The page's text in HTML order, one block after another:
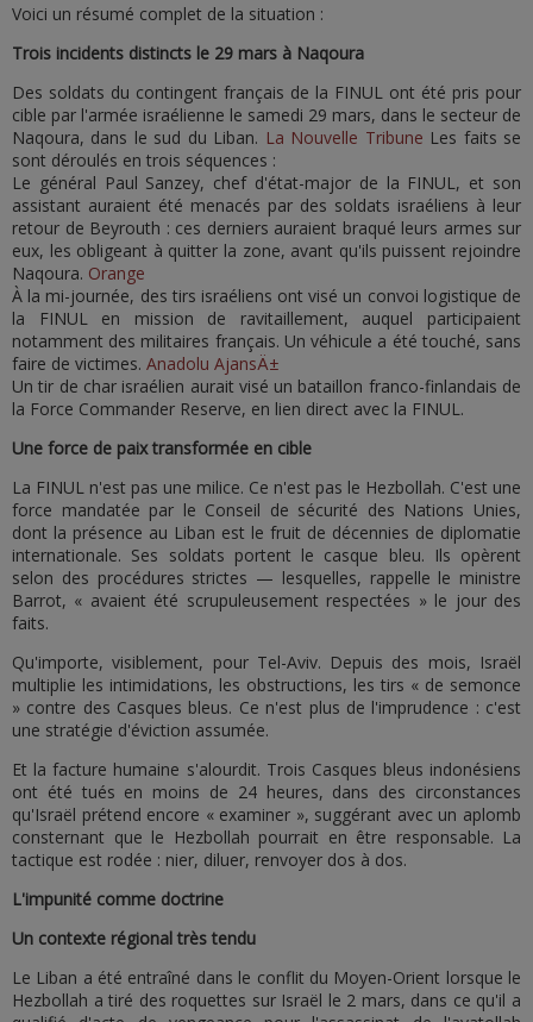
Voici un résumé complet de la situation :
Trois incidents distincts le 29 mars à Naqoura
Des soldats du contingent français de la FINUL ont été pris pour
cible par l'armée israélienne le samedi 29 mars, dans le secteur de
Naqoura, dans le sud du Liban. La Nouvelle Tribune Les faits se
sont déroulés en trois séquences :
Le général Paul Sanzey, chef d'état-major de la FINUL, et son
assistant auraient été menacés par des soldats israéliens à leur
retour de Beyrouth : ces derniers auraient braqué leurs armes sur
eux, les obligeant à quitter la zone, avant qu'ils puissent rejoindre
Naqoura. Orange
À la mi-journée, des tirs israéliens ont visé un convoi logistique de
la FINUL en mission de ravitaillement, auquel participaient
notamment des militaires français. Un véhicule a été touché, sans
faire de victimes. Anadolu AjansÄ±
Un tir de char israélien aurait visé un bataillon franco-finlandais de
la Force Commander Reserve, en lien direct avec la FINUL.
Une force de paix transformée en cible
La FINUL n'est pas une milice. Ce n'est pas le Hezbollah. C'est une
force mandatée par le Conseil de sécurité des Nations Unies,
dont la présence au Liban est le fruit de décennies de diplomatie
internationale. Ses soldats portent le casque bleu. Ils opèrent
selon des procédures strictes — lesquelles, rappelle le ministre
Barrot, « avaient été scrupuleusement respectées » le jour des
faits.
Qu'importe, visiblement, pour Tel-Aviv. Depuis des mois, Israël
multiplie les intimidations, les obstructions, les tirs « de semonce
» contre des Casques bleus. Ce n'est plus de l'imprudence : c'est
une stratégie d'éviction assumée.
Et la facture humaine s'alourdit. Trois Casques bleus indonésiens
ont été tués en moins de 24 heures, dans des circonstances
qu'Israël prétend encore « examiner », suggérant avec un aplomb
consternant que le Hezbollah pourrait en être responsable. La
tactique est rodée : nier, diluer, renvoyer dos à dos.
L'impunité comme doctrine
Un contexte régional très tendu
Le Liban a été entraîné dans le conflit du Moyen-Orient lorsque le
Hezbollah a tiré des roquettes sur Israël le 2 mars, dans ce qu'il a